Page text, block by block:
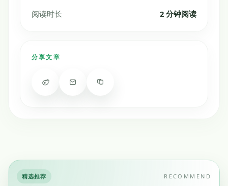
阅读时长
2 分钟阅读
分享文章
精选推荐 RECOMMEND